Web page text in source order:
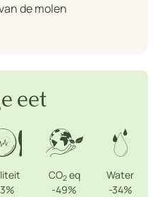
de molen
eet
CO2eq
-49%
Water
-34%